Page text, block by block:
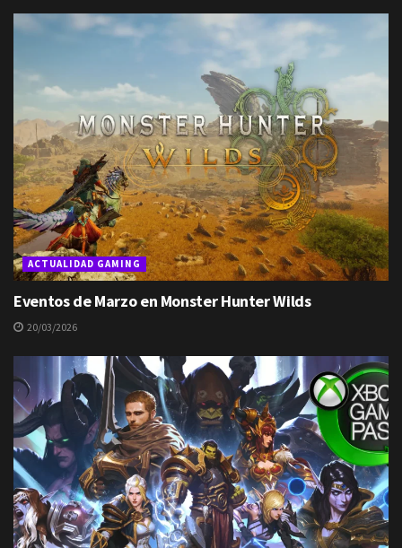
ACTUALIDAD GAMING
Eventos de Marzo en Monster Hunter Wilds
20/03/2026